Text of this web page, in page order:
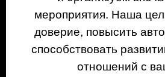
мероприятия. Наша
доверие, повысить
способствовать
отношений с